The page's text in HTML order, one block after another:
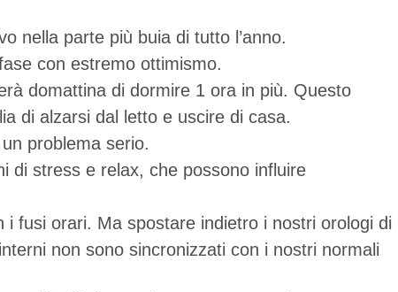
nella parte più buia di tutto l’anno.
con estremo ottimismo.
domattina di dormire 1 ora in più. Questo
di alzarsi dal letto e uscire di casa.
problema serio.
di stress e relax, che possono influire
fusi orari. Ma spostare indietro i nostri orologi di
non sono sincronizzati con i nostri normali